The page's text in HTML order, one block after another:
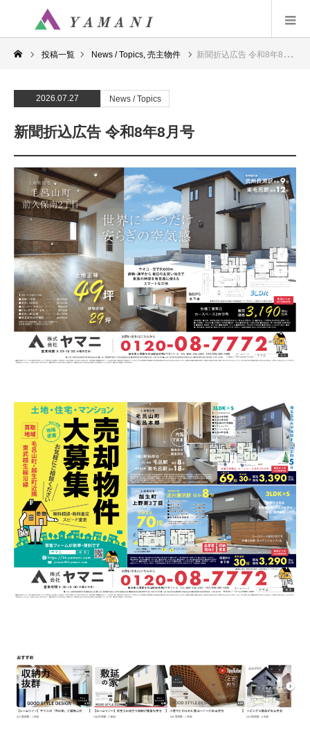
投稿一覧 News / Topics, 売主物件 新聞折込広告 令和8年8月号
2026.07.27 News / Topics
新聞折込広告 令和8年8月号